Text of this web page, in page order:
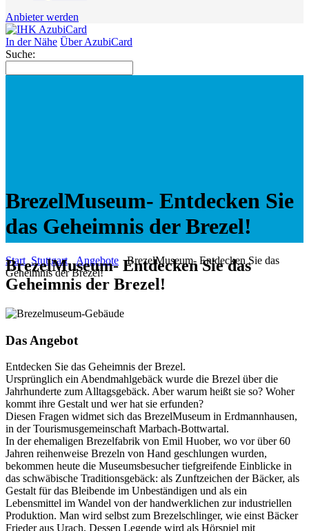
Anbieter werden
In der Nähe Über AzubiCard
Suche:
BrezelMuseum- Entdecken Sie
das Geheimnis der Brezel!
Start Stuttgart Angebote
BrezelMuseum- Entdecken Sie das
Geheimnis der Brezel!
BrezelMuseum- Entdecken Sie das
Geheimnis der Brezel!
Das Angebot
Entdecken Sie das Geheimnis der Brezel.
Ursprünglich ein Abendmahlgebäck wurde die Brezel über die
Jahrhunderte zum Alltagsgebäck. Aber warum heißt sie so? Woher
kommt ihre Gestalt und wer hat sie erfunden?
Diesen Fragen widmet sich das BrezelMuseum in Erdmannhausen,
in der Tourismusgemeinschaft Marbach-Bottwartal.
In der ehemaligen Brezelfabrik von Emil Huober, wo vor über 60
Jahren reihenweise Brezeln von Hand geschlungen wurden,
bekommen heute die Museumsbesucher tiefgreifende Einblicke in
das schwäbische Traditionsgebäck: als Zunftzeichen der Bäcker, als
Gestalt für das Bleibende im Unbeständigen und als ein
Lebensmittel im Wandel von der handwerklichen zur industriellen
Produktion. Man wird selbst zum Brezelschlinger, wie einst Bäcker
Frieder aus Urach. Dessen Legende wird als Hörspiel mit